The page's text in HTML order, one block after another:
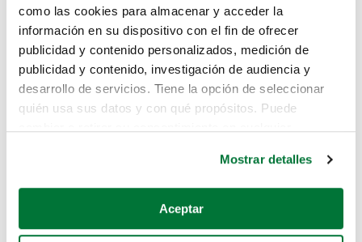
como las cookies para almacenar y acceder la
información en su dispositivo con el fin de ofrecer
publicidad y contenido personalizados, medición de
publicidad y contenido, investigación de audiencia y
desarrollo de servicios. Tiene la opción de seleccionar
quién usa sus datos y con qué propósitos. Puede
Si lo permite, también quisiéramos:
Recopilar información sobre su ubicación geográfica
Mostrar detalles
Aceptar
Lo sentimos, no sabemos como
te hemos traido hasta aquí.
Pero puedes encontrar el coche que estás
buscando en alguno de estos enlaces:
Coches de segunda mano
Coches de km0